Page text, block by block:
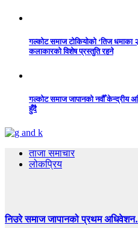
गल्कोट समाज टोकियोको ‘तिज धमाका
कलाकारको विशेष प्रस्तुति रहने
गल्कोट समाज जापानको नवौँ केन्द्रीय
हुँदै
ताजा समाचार
लोकप्रिय
निउरे समाज जापानको प्रथम